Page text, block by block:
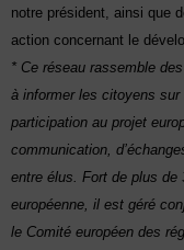
notre président, ainsi que
action concernant le
* Ce réseau rassemble
à informer les citoyens
participation au projet
communication,
entre élus. Fort de plus de
européenne, il est géré
le Comité européen des